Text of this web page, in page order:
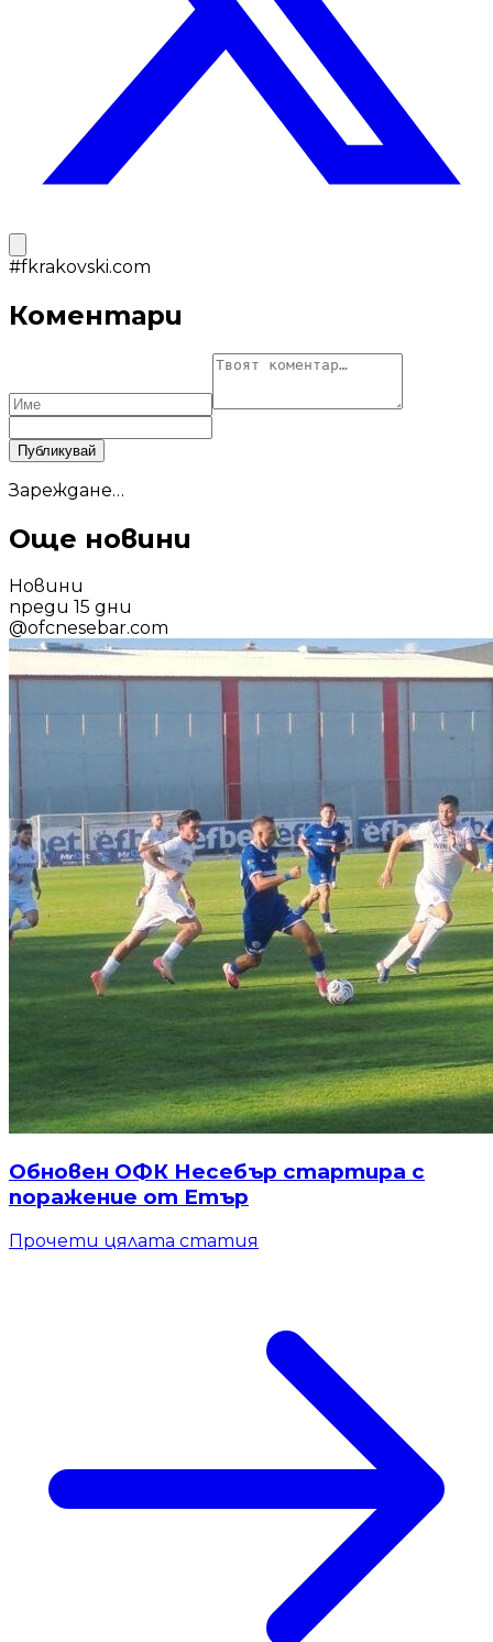
#fkrakovski.com
Коментари
Публикувай
Зареждане…
Още новини
Новини
преди 15 дни
@ofcnesebar.com
Обновен ОФК Несебър стартира с
поражение от Етър
Прочети цялата статия